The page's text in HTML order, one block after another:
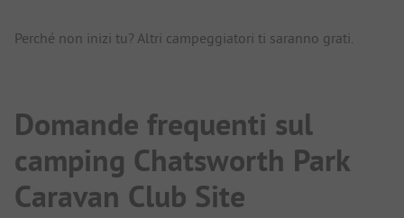
Perché non inizi tu? Altri campeggiatori ti saranno grati.
Domande frequenti sul
camping Chatsworth Park
Caravan Club Site